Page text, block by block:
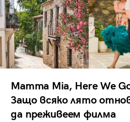
Mamma Mia, Here We
Защо всяко лято
да преживеем филма